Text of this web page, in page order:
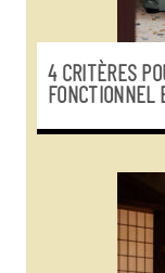
4 CRITÈRES
FONCTIONNEL